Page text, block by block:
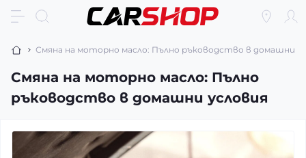
Смяна на моторно масло: Пълно ръководство в домашни
Смяна на моторно масло: Пълно
ръководство в домашни условия